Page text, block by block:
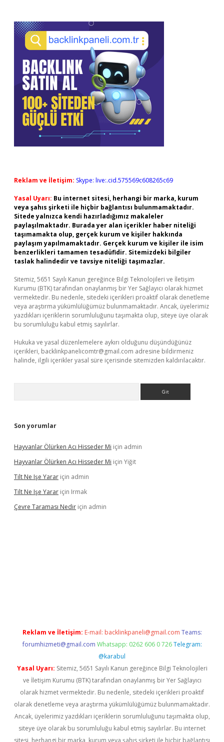
Reklam ve İletişim: Skype: live:.cid.575569c608265c69
Yasal Uyarı: Bu internet sitesi, herhangi bir marka, kurum
veya şahıs şirketi ile hiçbir bağlantısı bulunmamaktadır.
Sitede yalnızca kendi hazırladığımız makaleler
paylaşılmaktadır. Burada yer alan içerikler haber niteliği
taşımamakta olup, gerçek kurum ve kişiler hakkında
paylaşım yapılmamaktadır. Gerçek kurum ve kişiler ile isim
benzerlikleri tamamen tesadüfidir. Sitemizdeki bilgiler
taslak halindedir ve tavsiye niteliği taşımazlar.
Sitemiz, 5651 Sayılı Kanun gereğince Bilgi Teknolojileri ve İletişim
Kurumu (BTK) tarafından onaylanmış bir Yer Sağlayıcı olarak hizmet
vermektedir. Bu nedenle, sitedeki içerikleri proaktif olarak denetleme
veya araştırma yükümlülüğümüz bulunmamaktadır. Ancak, üyelerimiz
yazdıkları içeriklerin sorumluluğunu taşımakta olup, siteye üye olarak
bu sorumluluğu kabul etmiş sayılırlar.
Hukuka ve yasal düzenlemelere aykırı olduğunu düşündüğünüz
içerikleri, backlinkpanelicomtr@gmail.com adresine bildirmeniz
halinde, ilgili içerikler yasal süre içerisinde sitemizden kaldırılacaktır.
Son yorumlar
Hayvanlar Ölürken Acı Hisseder Mi için admin
Hayvanlar Ölürken Acı Hisseder Mi için Yiğit
Tilt Ne Işe Yarar için admin
Tilt Ne Işe Yarar için Irmak
Çevre Taraması Nedir için admin
Reklam ve İletişim: E-mail: backlinkpaneli@gmail.com Teams:
forumhizmeti@gmail.com Whatsapp: 0262 606 0 726 Telegram:
@karabul
Yasal Uyarı: Sitemiz, 5651 Sayılı Kanun gereğince Bilgi Teknolojileri
ve İletişim Kurumu (BTK) tarafından onaylanmış bir Yer Sağlayıcı
olarak hizmet vermektedir. Bu nedenle, sitedeki içerikleri proaktif
olarak denetleme veya araştırma yükümlülüğümüz bulunmamaktadır.
Ancak, üyelerimiz yazdıkları içeriklerin sorumluluğunu taşımakta olup,
siteye üye olarak bu sorumluluğu kabul etmiş sayılırlar. Bu internet
sitesi, herhangi bir marka, kurum veya şahıs şirketi ile hiçbir bağlantısı